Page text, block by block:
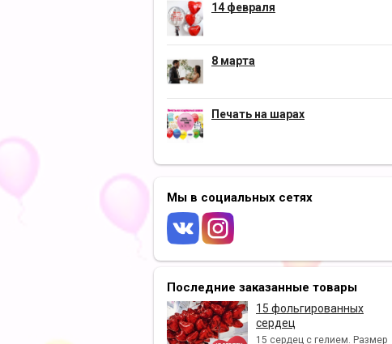
14 февраля
8 марта
Печать на шарах
Мы в социальных сетях
Последние заказанные товары
15 фольгированных
сердец
15 сердец с гелием. Размер